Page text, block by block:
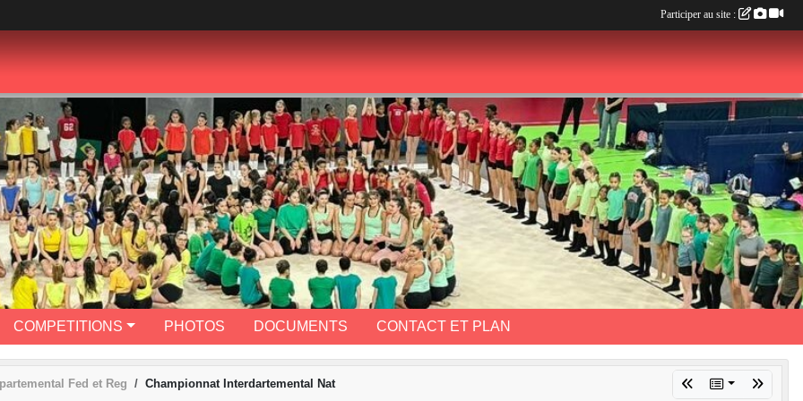
COMPETITIONS PHOTOS DOCUMENTS CONTACT ET PLAN
Fed et Reg Championnat Interdartemental Nat
Participer au site :